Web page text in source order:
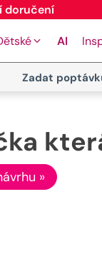
AI
Zadat
»